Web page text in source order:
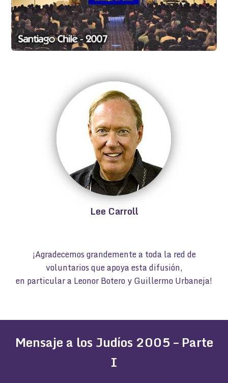
Lee Carroll
¡Agradecemos grandemente a toda la red de
voluntarios que apoya esta difusión,
en particular a Leonor Botero y Guillermo Urbaneja!
Mensaje a los Judíos 2005 – Parte
I